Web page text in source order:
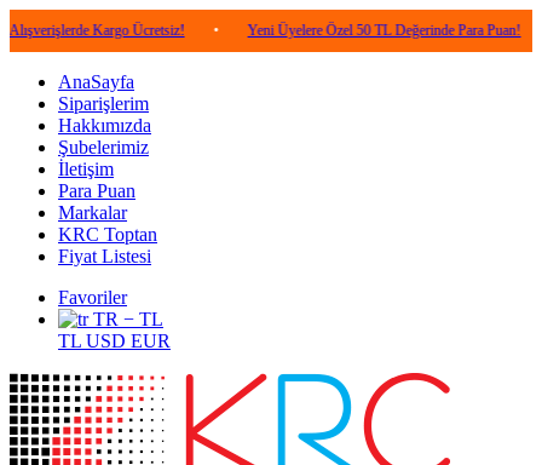
Kargo Ücretsiz! • Yeni Üyelere Özel 50 TL Değerinde Para Puan! •
AnaSayfa
Siparişlerim
Hakkımızda
Şubelerimiz
İletişim
Para Puan
Markalar
KRC Toptan
Fiyat Listesi
Favoriler
TR − TL
TL USD EUR